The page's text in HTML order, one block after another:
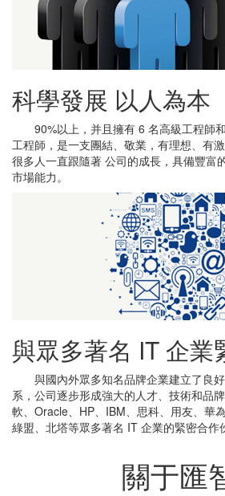
科學發展 以人為本
90%以上，并且擁有 6 名高級工程師
工程師，是一支團結、敬業，有理想、有
很多人一直跟隨著 公司的成長，具備豐富
市場能力。
與眾多著名 IT 企業
與國內外眾多知名品牌企業建立了良好
系，公司逐步形成強大的人才、技術和品
軟、Oracle、HP、IBM、思科、用友、華
綠盟、北塔等眾多著名 IT 企業的緊密合作
關于匯